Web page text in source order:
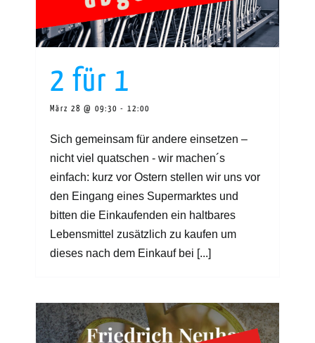
2 für 1
März 28 @ 09:30 - 12:00
Sich gemeinsam für andere einsetzen –
nicht viel quatschen - wir machen´s
einfach: kurz vor Ostern stellen wir uns vor
den Eingang eines Supermarktes und
bitten die Einkaufenden ein haltbares
Lebensmittel zusätzlich zu kaufen um
dieses nach dem Einkauf bei [...]